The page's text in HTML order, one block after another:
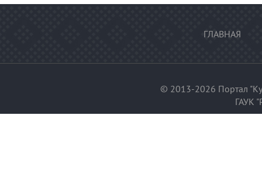
ГЛАВНАЯ
© 2013-2026 Портал
ГАУК